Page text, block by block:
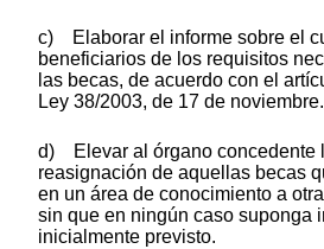
c) Elaborar el informe sobre el
beneficiarios de los requisitos
las becas, de acuerdo con el
Ley 38/2003, de 17 de noviembre.
d) Elevar al órgano concedente
reasignación de aquellas becas
en un área de conocimiento a
sin que en ningún caso suponga
inicialmente previsto.